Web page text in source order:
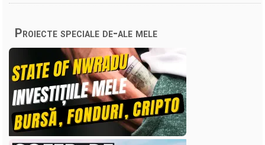
Proiecte speciale de-ale mele